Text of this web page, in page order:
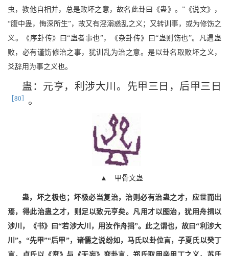
虫，教他自相并，总是败坏之意，故名此卦曰《蛊》。”《说文》，
“腹中蛊，悔深所生”，故又有淫溺惑乱之义；又转训事，或为修饬之
义。《序卦传》曰“蛊者事也”，《杂卦传》曰“蛊则饬也”。凡遇蛊
败，必有谨饬修治之事，犹训乱为治之意。是以卦名取败坏之义，
爻辞用为事之义也。
蛊：元亨，利涉大川。先甲三日，后甲三日
［80］ 。
▲ 甲骨文蛊
蛊，坏之极也；坏极必当复治，治则必有治蛊之才，应世而出
焉，得此治蛊之才，则足以致元亨矣。凡用才以图治，犹用舟揖以
涉川，《书》曰“若涉大川，用汝作舟揖”。此之谓也，故曰“利涉大
川”。“先甲”“后甲”，诸儒之说纷如，马氏以卦位言，子夏氏以癸丁